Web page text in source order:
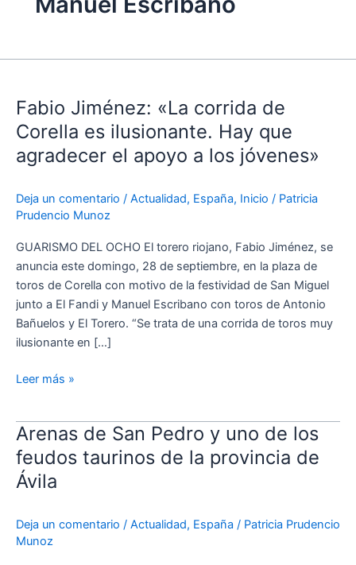
Fabio Jiménez: «La corrida de
Corella es ilusionante. Hay que
agradecer el apoyo a los jóvenes»
Deja un comentario / Actualidad, España, Inicio / Patricia
Prudencio Munoz
GUARISMO DEL OCHO El torero riojano, Fabio Jiménez, se
anuncia este domingo, 28 de septiembre, en la plaza de
toros de Corella con motivo de la festividad de San Miguel
junto a El Fandi y Manuel Escribano con toros de Antonio
Bañuelos y El Torero. “Se trata de una corrida de toros muy
ilusionante en […]
«La
corrida
Corella
ilusionante.
Hay
que
agradecer
el
apoyo
a
los
Leer más »
Arenas de San Pedro y uno de los
feudos taurinos de la provincia de
Ávila
Deja un comentario / Actualidad, España / Patricia Prudencio
Munoz
Arenas
de
San
Pedro
uno
de